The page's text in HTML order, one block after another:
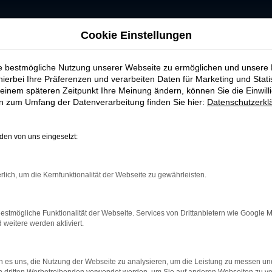
Fabia
Neuwagens mit den attraktiven Konditionen eines
und sind deutlich günstiger als Neuwagen. Bei
sich in nahezu neuwertigem Zustand befinden.
das perfekte Škoda-Fabia für Ihre Bedürfnisse zu
Jahreswagens ebenso unkompliziert wie flexibel
uns um die Zulassung.
Bestand an Jahreswagen. Wir freuen uns
Cookie Einstellungen
bestmögliche Nutzung unserer Webseite zu ermöglichen und unsere
Ihre Präferenzen und verarbeiten Daten für Marketing und
späteren Zeitpunkt Ihre Meinung ändern, können Sie die
zum Umfang der Datenverarbeitung finden Sie hier:
von uns eingesetzt:
um die Kernfunktionalität der Webseite zu gewährleisten.
Funktionalität der Webseite. Services von Drittanbietern wie Google
weitere werden aktiviert.
es uns, die Nutzung der Webseite zu analysieren, um die Leistung zu messen